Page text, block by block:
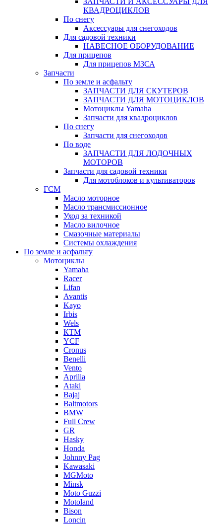
КВАДРОЦИКЛОВ
По снегу
Аксессуары для снегоходов
Для садовой техники
НАВЕСНОЕ ОБОРУДОВАНИЕ
Для прицепов
Для прицепов МЗСА
Запчасти
По земле и асфальту
ЗАПЧАСТИ ДЛЯ СКУТЕРОВ
ЗАПЧАСТИ ДЛЯ МОТОЦИКЛОВ
Мотоциклы Yamaha
Запчасти для квадроциклов
По снегу
Запчасти для снегоходов
По воде
ЗАПЧАСТИ ДЛЯ ЛОДОЧНЫХ
МОТОРОВ
Запчасти для садовой техники
Для мотоблоков и культиваторов
ГСМ
Масло моторное
Масло трансмиссионное
Уход за техникой
Масло вилочное
Смазочные материалы
Системы охлаждения
По земле и асфальту
Мотоциклы
Yamaha
Racer
Lifan
Avantis
Kayo
Irbis
Wels
КТМ
YCF
Cronus
Benelli
Vento
Aprilia
Ataki
Bajaj
Baltmotors
BMW
Full Crew
GR
Hasky
Honda
Johnny Pag
Kawasaki
MGMoto
Minsk
Moto Guzzi
Motoland
Bison
Loncin